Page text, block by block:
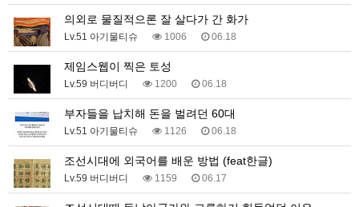
의외로 물질적으론 잘 살다가 간 화가
Lv.51 아기물티슈 1006 06.18
제임스웹이 찍은 토성
Lv.59 버디버디 1200 06.18
부자들을 납치해 돈을 벌려던 60대
Lv.51 아기물티슈 1126 06.18
조선시대에 외국어를 배운 방법 (feat한글)
Lv.59 버디버디 1159 06.17